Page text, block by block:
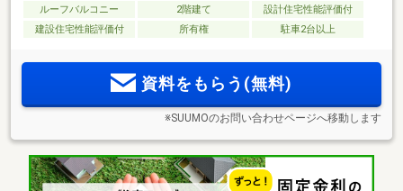
ルーフバルコニー 2階建て
設計住宅性能評価付
建設住宅性能評価付
所有権 駐車2台以上
資料をもらう(無料)
※SUUMOのお問い合わせページへ移動します